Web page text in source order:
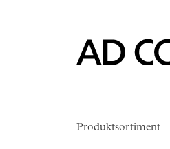
Produktsortiment